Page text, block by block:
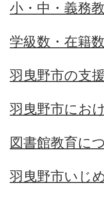
小・中・義務
学級数・在籍
羽曳野市の支
羽曳野市にお
図書館教育に
羽曳野市いじ